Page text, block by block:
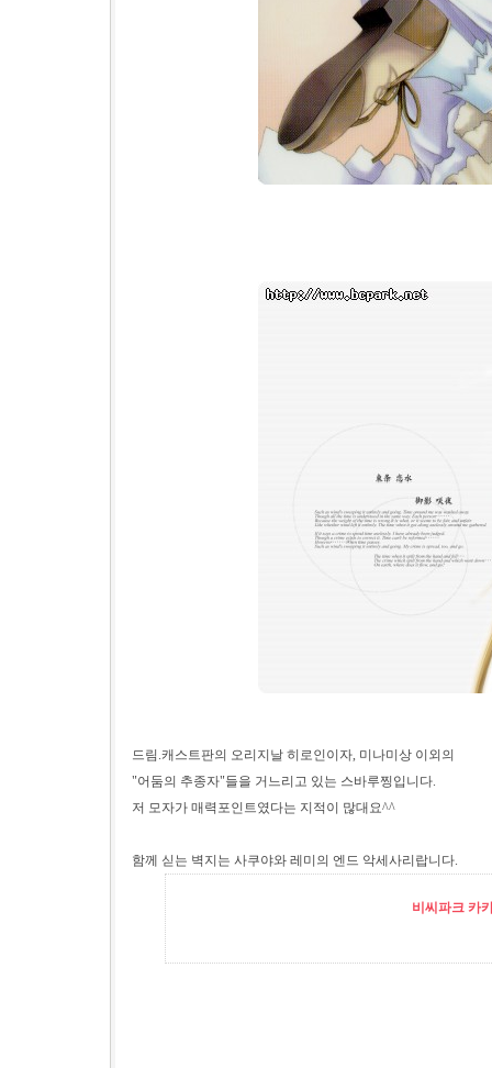
드림.캐스트판의 오리지날 히로인이자, 미나미상 이외의
"어둠의 추종자"들을 거느리고 있는 스바루찡입니다.
저 모자가 매력포인트였다는 지적이 많대요^^
함께 싣는 벽지는 사쿠야와 레미의 엔드 악세사리랍니다.
비씨파크 카